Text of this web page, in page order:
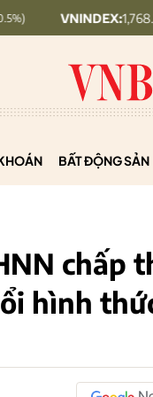
1,768.06 + 6.83
BẤT ĐỘNG SẢN
chấp
hình